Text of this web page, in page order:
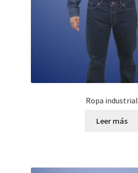
Ropa industrial
Leer más